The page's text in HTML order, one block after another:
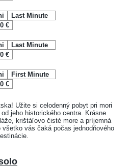
Last Minute
€
Last Minute
€
First Minute
€
Užite si celodenný pobyt pri mori
jeho historického centra. Krásne
krištáľovo čisté more a príjemná
vás čaká počas jednodňového